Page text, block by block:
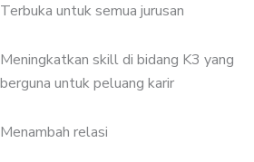
Terbuka untuk semua jurusan
Meningkatkan skill di bidang K3 yang
berguna untuk peluang karir
Menambah relasi